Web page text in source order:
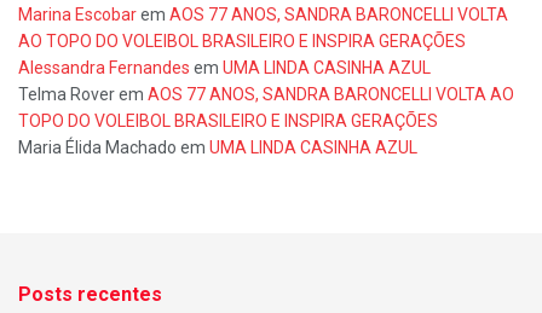
Marina Escobarem AOS 77 ANOS, SANDRA BARONCELLI VOLTA
AO TOPO DO VOLEIBOL BRASILEIRO E INSPIRA GERAÇÕES
Alessandra Fernandes em UMA LINDA CASINHA AZUL
Telma Roverem AOS 77 ANOS, SANDRA BARONCELLI VOLTA AO
TOPO DO VOLEIBOL BRASILEIRO E INSPIRA GERAÇÕES
Maria Élida Machado em UMA LINDA CASINHA AZUL
Posts recentes